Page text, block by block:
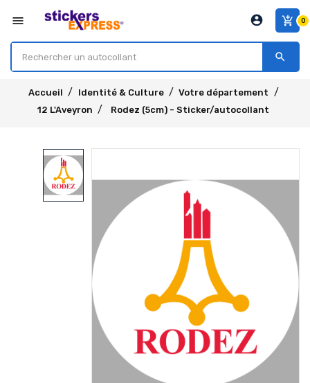
menu add_shopping_cart 0
account_circle
search
Accueil Identité & Culture
Votre département
12 L'Aveyron
Rodez (5cm) - Sticker/autocollant